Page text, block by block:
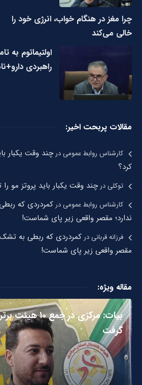
چرا مغز در هنگام خواب، انرژی خود را
خالی می‌کند
اولتیماتوم به
راهبردی
مقالات پربحت اخیر:
کارشناس روابط عمومیدرچند وقت یکبار
کرد؟
توکلیدرچند وقت یکبار باید پروتز مو
کارشناس روابط عمومیدر کمردردی که
ندارد؛ مقصر واقعی زیر پای شماست!
فرزانه قربانیدر کمردردی که ربطی به تشک
مقصر واقعی زیر پای شماست!
مقاله ویژه:
بیات: مرکزی در
گرفت